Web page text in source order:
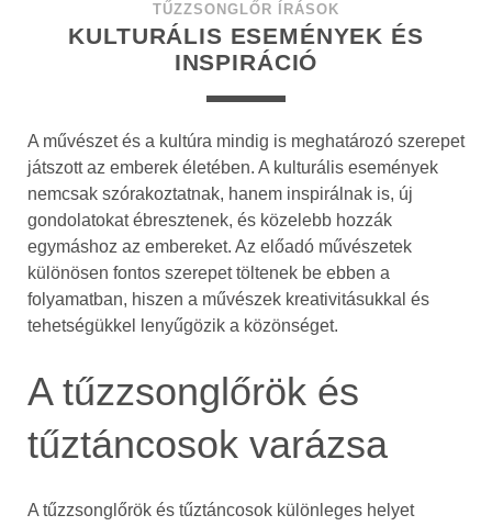
TŰZZSONGLŐR ÍRÁSOK
KULTURÁLIS ESEMÉNYEK ÉS
INSPIRÁCIÓ
A művészet és a kultúra mindig is meghatározó szerepet
játszott az emberek életében. A kulturális események
nemcsak szórakoztatnak, hanem inspirálnak is, új
gondolatokat ébresztenek, és közelebb hozzák
egymáshoz az embereket. Az előadó művészetek
különösen fontos szerepet töltenek be ebben a
folyamatban, hiszen a művészek kreativitásukkal és
tehetségükkel lenyűgözik a közönséget.
A tűzzsonglőrök és
tűztáncosok varázsa
A tűzzsonglőrök és tűztáncosok különleges helyet